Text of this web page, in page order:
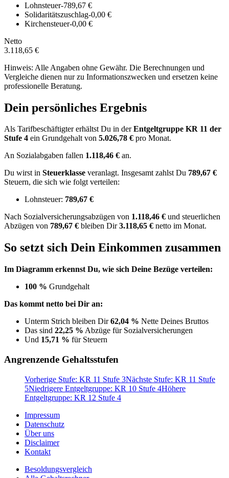
Lohnsteuer-789,67 €
Solidaritätszuschlag-0,00 €
Kirchensteuer-0,00 €
Netto
3.118,65 €
Hinweis: Alle Angaben ohne Gewähr. Die Berechnungen und
Vergleiche dienen nur zu Informationszwecken und ersetzen keine
professionelle Beratung.
Dein persönliches Ergebnis
Als Tarifbeschäftigter erhältst Du in derEntgeltgruppe KR 11 der
Stufe 4 ein Grundgehalt von 5.026,78 € pro Monat.
An Sozialabgaben fallen 1.118,46 € an.
Du wirst in Steuerklasse veranlagt. Insgesamt zahlst Du 789,67 €
Steuern, die sich wie folgt verteilen:
Lohnsteuer: 789,67 €
Nach Sozialversicherungsabzügen von 1.118,46 € und steuerlichen
Abzügen von 789,67 € bleiben Dir3.118,65 € netto im Monat.
So setzt sich Dein Einkommen zusammen
Im Diagramm erkennst Du, wie sich Deine Bezüge verteilen:
100 % Grundgehalt
Das kommt netto bei Dir an:
Unterm Strich bleiben Dir62,04 % Nette Deines Bruttos
Das sind 22,25 % Abzüge für Sozialversicherungen
Und 15,71 % für Steuern
Angrenzende Gehaltsstufen
Vorherige Stufe: KR 11 Stufe 3Nächste Stufe: KR 11 Stufe
5Niedrigere Entgeltgruppe: KR 10 Stufe 4Höhere
Entgeltgruppe: KR 12 Stufe 4
Impressum
Datenschutz
Über uns
Disclaimer
Kontakt
Besoldungsvergleich